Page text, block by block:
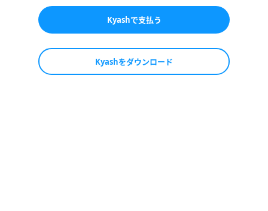
Kyashで支払う
Kyashをダウンロード